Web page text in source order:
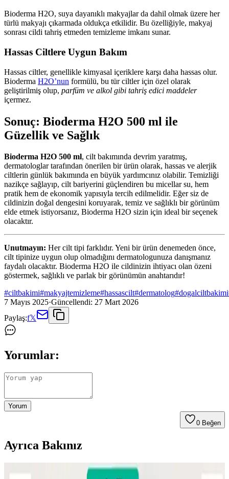
Bioderma H2O, suya dayanıklı makyajlar da dahil olmak üzere her
türlü makyajı çıkarmada oldukça etkilidir. Bu özelliğiyle, makyaj
sonrası cildi tahriş etmeden temizleme imkanı sunar.
Hassas Ciltlere Uygun Bakım
Hassas ciltler, genellikle kimyasal içeriklere karşı daha hassas olur.
Bioderma H2O’nun formülü, bu tür ciltler için özel olarak
geliştirilmiş olup, parfüm ve alkol gibi tahriş edici maddeler
içermez.
Sonuç: Bioderma H2O 500 ml ile
Güzellik ve Sağlık
Bioderma H2O 500 ml, cilt bakımında devrim yaratmış,
dermatologlar tarafından önerilen bir ürün olarak, hassas ve alerjik
ciltlerin günlük bakımında en büyük yardımcınız olabilir. Temizliği
nazikçe sağlayıp, cilt bariyerini güçlendiren bu micellar su, hem
pratik hem de ekonomik yapısıyla tercih edilmelidir. Eğer siz de
cildinizin doğal dengesini koruyarak, temiz ve sağlıklı bir görünüm
elde etmek istiyorsanız, Bioderma H2O sizin için ideal bir seçenek
olacaktır.
Unutmayın: Her cilt tipi farklıdır. Yeni bir ürün denemeden önce,
cilt tipinize uygun olup olmadığını dermatologunuza danışmanız
faydalı olacaktır. Bioderma H2O ile cildinizin ihtiyacı olan özeni
göstermek, sağlıklı ve parlak bir görünümün anahtarıdır!
#ciltbakimi#makyajtemizleme#hassascilt#dermatolog#dogalciltbakimi
7 Mayıs 2025·Güncellendi: 27 Mart 2026
Paylaş:f𝕏
Yorumlar:
Yorum
0 Beğen
Ayrıca Bakınız